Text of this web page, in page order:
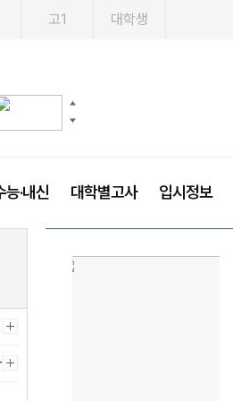
고1 대학생
능·내신 대학별고사 입시정보